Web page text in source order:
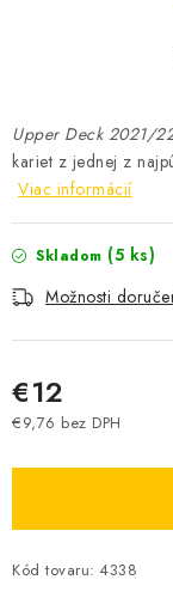
STAR WARS
ŠPECIÁLNE
Čo je RIP and SHIP?
Podmienky ochrany
Odstúpenie od
Upper Deck 2021/
kariet z jednej z
Viac informácií
Skladom (5 ks)
Možnosti
€12
€9,76 bez DPH
Kód tovaru: 4338